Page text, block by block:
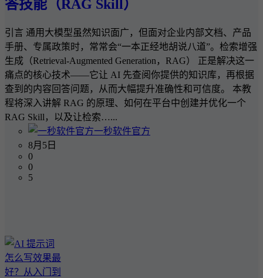
答技能（RAG Skill）
引言 通用大模型虽然知识面广，但面对企业内部文档、产品
手册、专属政策时，常常会“一本正经地胡说八道”。检索增强
生成（Retrieval-Augmented Generation，RAG） 正是解决这一
痛点的核心技术——它让 AI 先查阅你提供的知识库，再根据
查到的内容回答问题，从而大幅提升准确性和可信度。 本教
程将深入讲解 RAG 的原理、如何在平台中创建并优化一个
RAG Skill，以及让检索…...
一秒软件官方
8月5日
0
0
5